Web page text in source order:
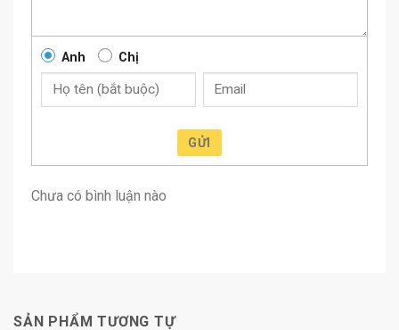
Anh Chị
GỬI
Chưa có bình luận nào
SẢN PHẨM TƯƠNG TỰ